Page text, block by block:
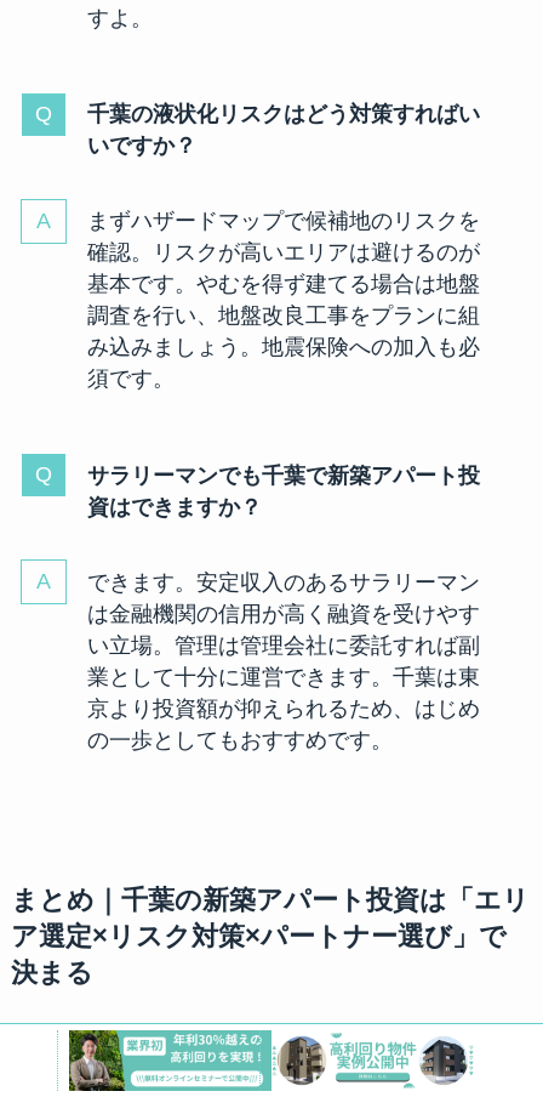
すよ。
千葉の液状化リスクはどう対策すればい
いですか？
まずハザードマップで候補地のリスクを
確認。リスクが高いエリアは避けるのが
基本です。やむを得ず建てる場合は地盤
調査を行い、地盤改良工事をプランに組
み込みましょう。地震保険への加入も必
須です。
サラリーマンでも千葉で新築アパート投
資はできますか？
できます。安定収入のあるサラリーマン
は金融機関の信用が高く融資を受けやす
い立場。管理は管理会社に委託すれば副
業として十分に運営できます。千葉は東
京より投資額が抑えられるため、はじめ
の一歩としてもおすすめです。
まとめ｜千葉の新築アパート投資は「エリ
ア選定×リスク対策×パートナー選び」で
決まる